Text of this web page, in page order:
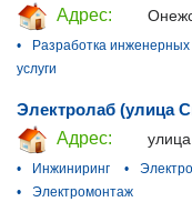
Адрес:
•
Разработка инженерных
услуги
Электролаб (улица
Адрес:
•
Инжиниринг •
•
Электромонтаж